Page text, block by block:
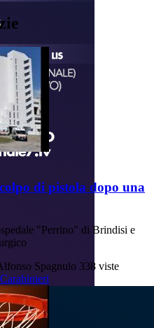
di pistola dopo una
"Perrino" di Brindisi e
Spagnulo 338 viste
Carabinieri